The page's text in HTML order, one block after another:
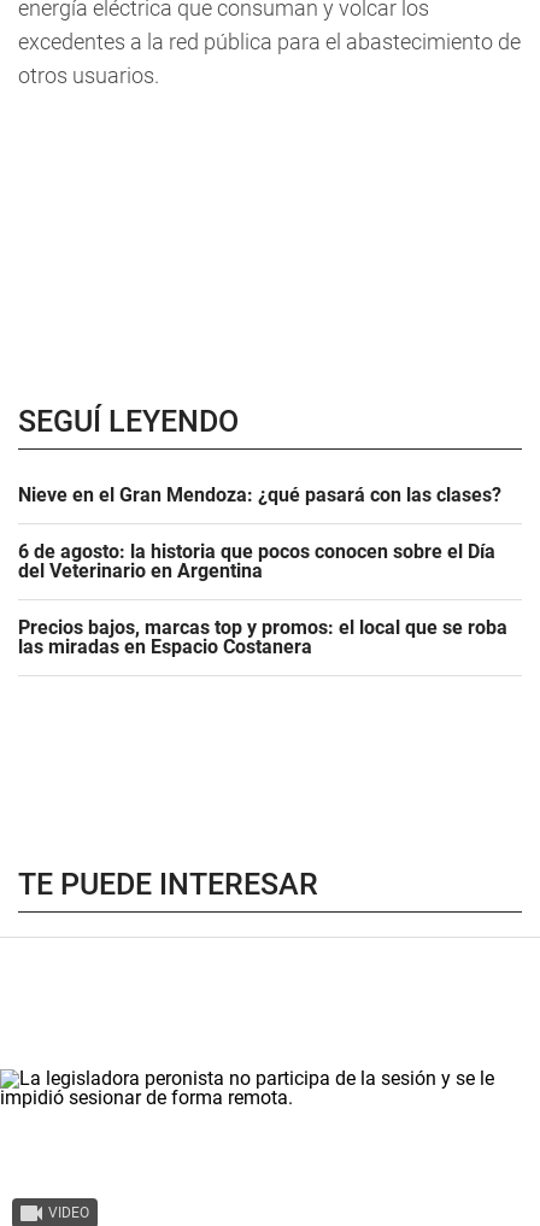
energía eléctrica que consuman y volcar los
excedentes a la red pública para el abastecimiento de
otros usuarios.
SEGUÍ LEYENDO
Nieve en el Gran Mendoza: ¿qué pasará con las clases?
6 de agosto: la historia que pocos conocen sobre el Día
del Veterinario en Argentina
Precios bajos, marcas top y promos: el local que se roba
las miradas en Espacio Costanera
TE PUEDE INTERESAR
VIDEO